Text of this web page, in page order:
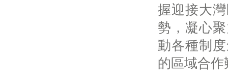
握迎接大
勢，凝心
動各種制
的區域合作